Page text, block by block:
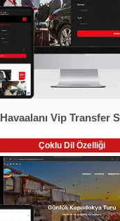
Havaalanı Vip Transfer
Çoklu Dil Özelliği